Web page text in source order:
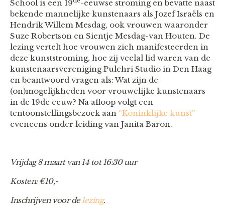
School is een 19
-eeuwse stroming en bevatte naast
bekende mannelijke kunstenaars als Jozef Israëls en
Hendrik Willem Mesdag, ook vrouwen waaronder
Suze Robertson en Sientje Mesdag-van Houten. De
lezing vertelt hoe vrouwen zich manifesteerden in
deze kunststroming, hoe zij veelal lid waren van de
kunstenaarsvereniging Pulchri Studio in Den Haag
en beantwoord vragen als: Wat zijn de
(on)mogelijkheden voor vrouwelijke kunstenaars
in de 19de eeuw? Na afloop volgt een
tentoonstellingsbezoek aan “Koninklijke kunst”
eveneens onder leiding van Janita Baron.
Vrijdag 8 maart van 14 tot 16:30 uur
Kosten: €10,-
Inschrijven voor de lezing.